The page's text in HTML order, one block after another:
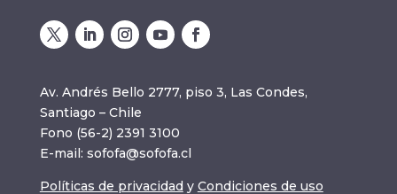
Av. Andrés Bello 2777, piso 3, Las Condes,
Santiago – Chile
Fono (56-2) 2391 3100
E-mail: sofofa@sofofa.cl
Políticas de privacidad y Condiciones de uso